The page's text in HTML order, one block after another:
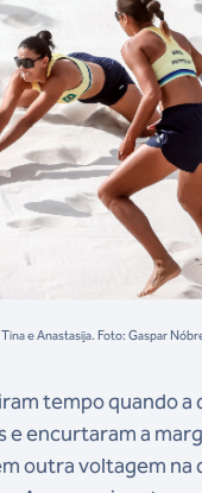
Tina e Anastasija. Foto: Gaspar
tempo quando a
e encurtaram a
outra voltagem na